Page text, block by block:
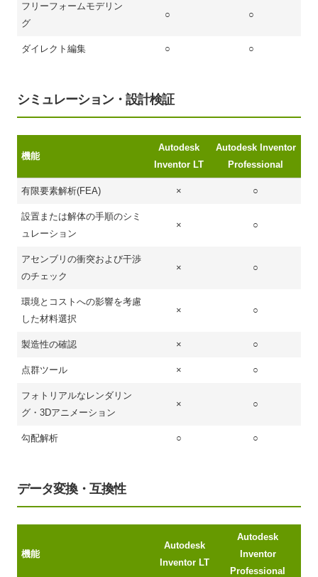
フリーフォームモデリン
グ
○ ○
ダイレクト編集 ○ ○
シミュレーション・設計検証
機能
Autodesk
Inventor LT
Autodesk Inventor
Professional
有限要素解析(FEA) × ○
設置または解体の手順のシミ
ュレーション
× ○
アセンブリの衝突および干渉
のチェック
× ○
環境とコストへの影響を考慮
した材料選択
× ○
製造性の確認 × ○
点群ツール × ○
フォトリアルなレンダリン
グ・3Dアニメーション
× ○
勾配解析 ○ ○
データ変換・互換性
機能
Autodesk
Inventor LT
Autodesk
Inventor
Professional